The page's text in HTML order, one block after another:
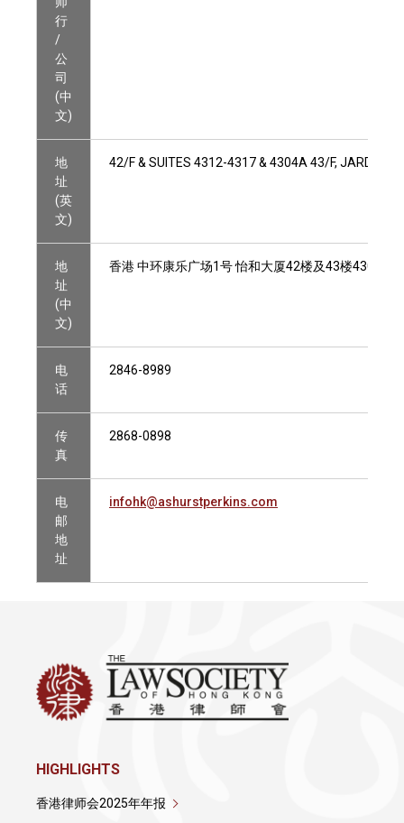
行
/
公
司
(中
文)
地
址
(英
文)
42/F & SUITES 4312-4317 & 4304A 43/F, JARDINE
地
址
(中
文)
香港 中环康乐广场1号 怡和大厦42楼及43楼4304A
电
话
2846-8989
传
真
2868-0898
电
邮
地
址
infohk@ashurstperkins.com
HIGHLIGHTS
香港律师会2025年年报